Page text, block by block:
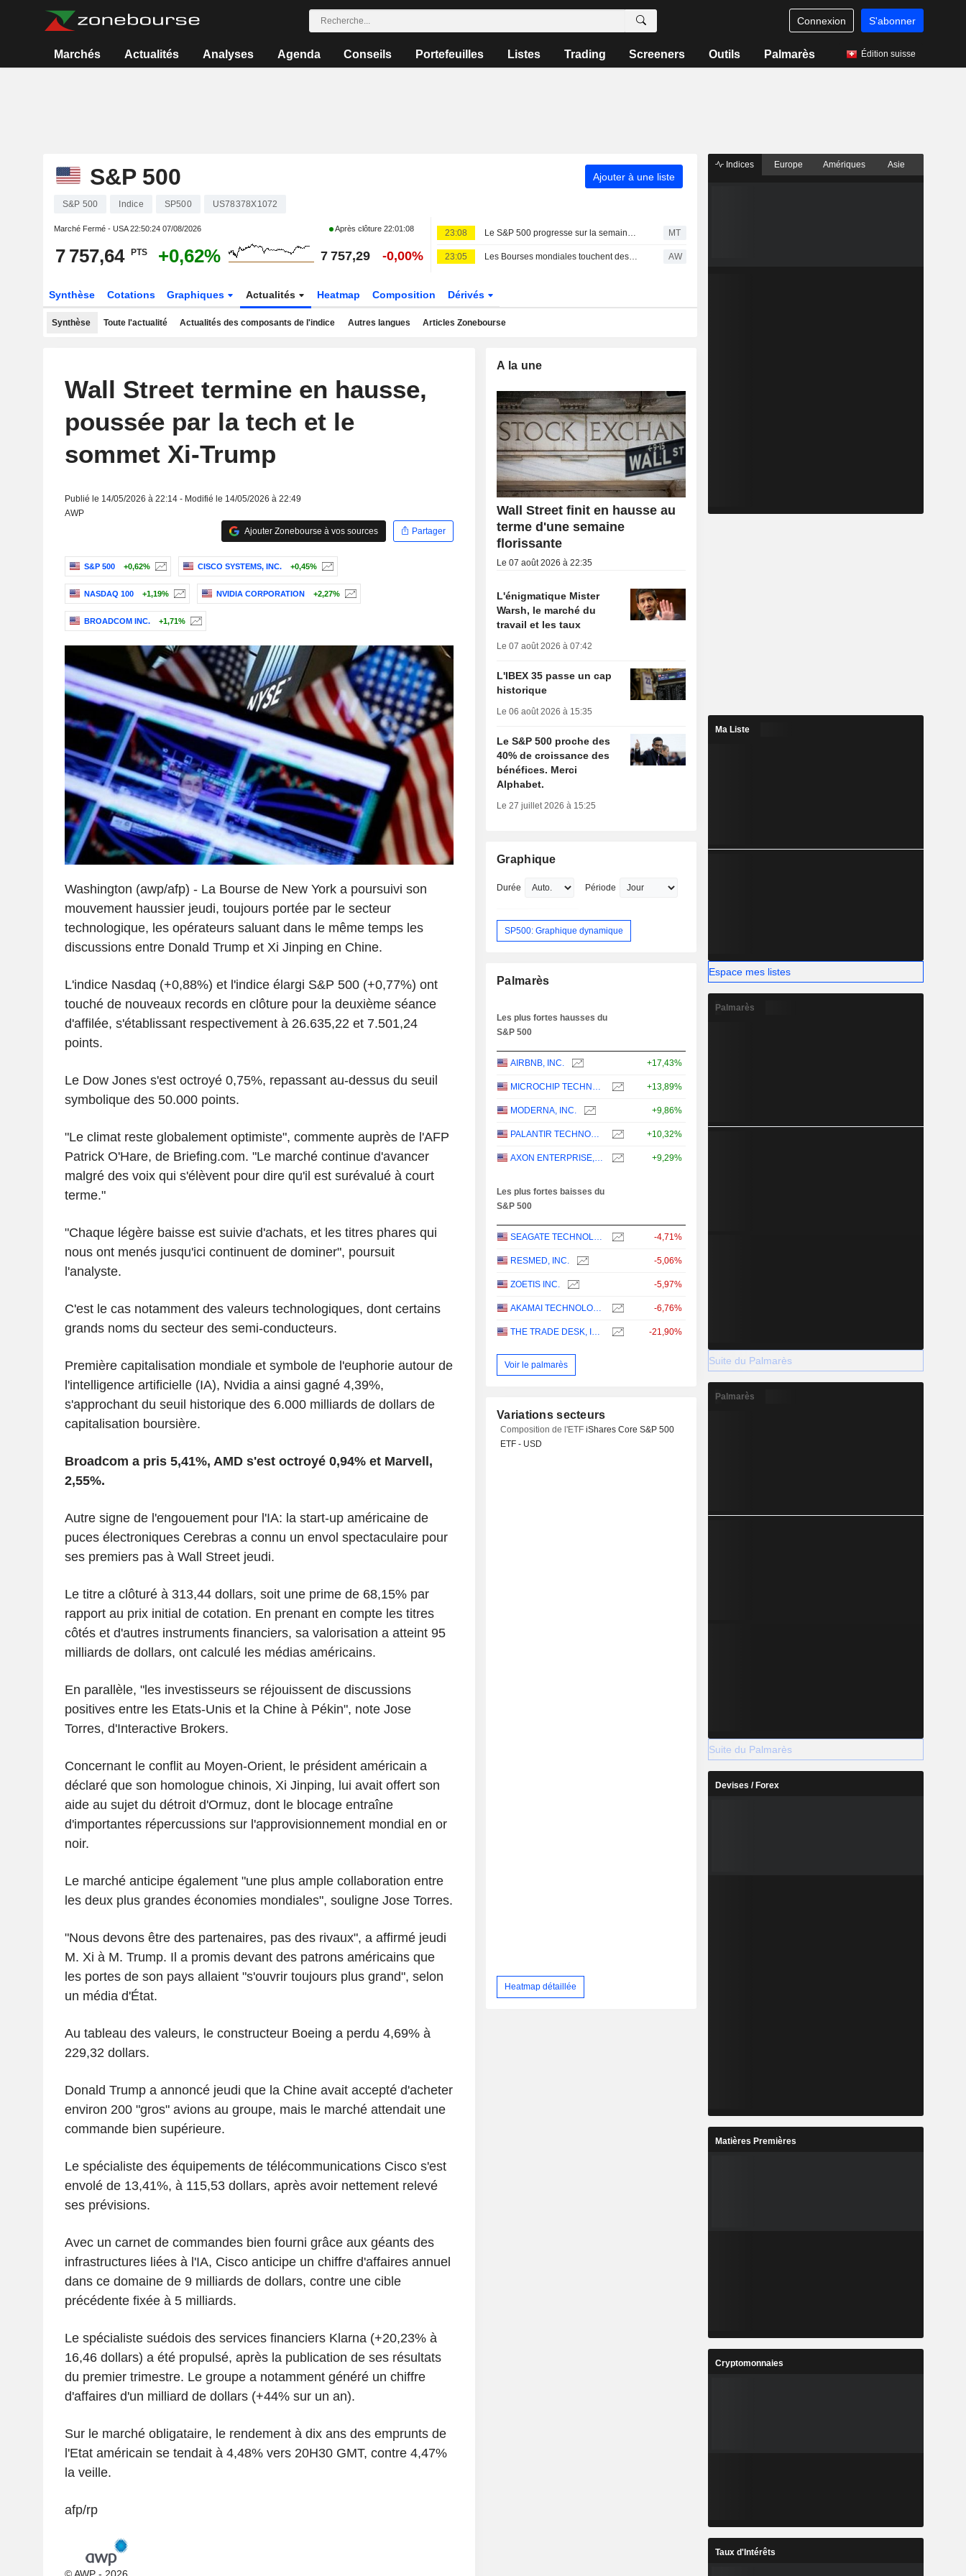
Connexion S'abonner
Marchés Actualités Analyses Agenda Conseils Portefeuilles Listes Trading Screeners Outils Palmarès Édition suisse
S&P 500 Ajouter à une liste
S&P 500 Indice SP500 US78378X1072
Marché Fermé - USA22:50:24 07/08/2026 Après clôture22:01:08
7 757,64 PTS +0,62% 7 757,29 -0,00%
23:08 Le S&P 500 progresse sur la semaine, porté par l'envolée des géants de la technologie MT
23:05 Les Bourses mondiales touchent des sommets après l'emploi américain AW
Synthèse Cotations Graphiques Actualités Heatmap Composition Dérivés
Synthèse Toute l'actualité Actualités des composants de l'indice Autres langues Articles Zonebourse
Wall Street termine en hausse,
poussée par la tech et le
sommet Xi-Trump
Publié le 14/05/2026 à 22:14 - Modifié le 14/05/2026 à 22:49
AWP
Ajouter Zonebourse à vos sources
Partager
S&P 500 +0,62% CISCO SYSTEMS, INC. +0,45%
NASDAQ 100 +1,19% NVIDIA CORPORATION +2,27%
BROADCOM INC. +1,71%
Washington (awp/afp) - La Bourse de New York a poursuivi son
mouvement haussier jeudi, toujours portée par le secteur
technologique, les opérateurs saluant dans le même temps les
discussions entre Donald Trump et Xi Jinping en Chine.
L'indice Nasdaq (+0,88%) et l'indice élargi S&P 500 (+0,77%) ont
touché de nouveaux records en clôture pour la deuxième séance
d'affilée, s'établissant respectivement à 26.635,22 et 7.501,24
points.
Le Dow Jones s'est octroyé 0,75%, repassant au-dessus du seuil
symbolique des 50.000 points.
"Le climat reste globalement optimiste", commente auprès de l'AFP
Patrick O'Hare, de Briefing.com. "Le marché continue d'avancer
malgré des voix qui s'élèvent pour dire qu'il est surévalué à court
terme."
"Chaque légère baisse est suivie d'achats, et les titres phares qui
nous ont menés jusqu'ici continuent de dominer", poursuit
l'analyste.
C'est le cas notamment des valeurs technologiques, dont certains
grands noms du secteur des semi-conducteurs.
Première capitalisation mondiale et symbole de l'euphorie autour de
l'intelligence artificielle (IA), Nvidia a ainsi gagné 4,39%,
s'approchant du seuil historique des 6.000 milliards de dollars de
capitalisation boursière.
Broadcom a pris 5,41%, AMD s'est octroyé 0,94% et Marvell,
2,55%.
Autre signe de l'engouement pour l'IA: la start-up américaine de
puces électroniques Cerebras a connu un envol spectaculaire pour
ses premiers pas à Wall Street jeudi.
Le titre a clôturé à 313,44 dollars, soit une prime de 68,15% par
rapport au prix initial de cotation. En prenant en compte les titres
côtés et d'autres instruments financiers, sa valorisation a atteint 95
milliards de dollars, ont calculé les médias américains.
En parallèle, "les investisseurs se réjouissent de discussions
positives entre les Etats-Unis et la Chine à Pékin", note Jose
Torres, d'Interactive Brokers.
Concernant le conflit au Moyen-Orient, le président américain a
déclaré que son homologue chinois, Xi Jinping, lui avait offert son
aide au sujet du détroit d'Ormuz, dont le blocage entraîne
d'importantes répercussions sur l'approvisionnement mondial en or
noir.
Le marché anticipe également "une plus ample collaboration entre
les deux plus grandes économies mondiales", souligne Jose Torres.
"Nous devons être des partenaires, pas des rivaux", a affirmé jeudi
M. Xi à M. Trump. Il a promis devant des patrons américains que
les portes de son pays allaient "s'ouvrir toujours plus grand", selon
un média d'État.
Au tableau des valeurs, le constructeur Boeing a perdu 4,69% à
229,32 dollars.
Donald Trump a annoncé jeudi que la Chine avait accepté d'acheter
environ 200 "gros" avions au groupe, mais le marché attendait une
commande bien supérieure.
Le spécialiste des équipements de télécommunications Cisco s'est
envolé de 13,41%, à 115,53 dollars, après avoir nettement relevé
ses prévisions.
Avec un carnet de commandes bien fourni grâce aux géants des
infrastructures liées à l'IA, Cisco anticipe un chiffre d'affaires annuel
dans ce domaine de 9 milliards de dollars, contre une cible
précédente fixée à 5 milliards.
Le spécialiste suédois des services financiers Klarna (+20,23% à
16,46 dollars) a été propulsé, après la publication de ses résultats
du premier trimestre. Le groupe a notamment généré un chiffre
d'affaires d'un milliard de dollars (+44% sur un an).
Sur le marché obligataire, le rendement à dix ans des emprunts de
l'Etat américain se tendait à 4,48% vers 20H30 GMT, contre 4,47%
la veille.
afp/rp
A la une
Wall Street finit en hausse au
terme d'une semaine
florissante
Le 07 août 2026 à 22:35
L'énigmatique Mister
Warsh, le marché du
travail et les taux
Le 07 août 2026 à 07:42
L'IBEX 35 passe un cap
historique
Le 06 août 2026 à 15:35
Le S&P 500 proche des
40% de croissance des
bénéfices. Merci
Alphabet.
Le 27 juillet 2026 à 15:25
Graphique
Durée Période
SP500: Graphique dynamique
Palmarès
Les plus fortes hausses du
S&P 500
AIRBNB, INC. +17,43%
MICROCHIP TECHNOLOGY INCORPORATED +13,89%
MODERNA, INC. +9,86%
PALANTIR TECHNOLOGIES INC. +10,32%
AXON ENTERPRISE, INC. +9,29%
Les plus fortes baisses du
S&P 500
SEAGATE TECHNOLOGY HOLDINGS PLC -4,71%
RESMED, INC. -5,06%
ZOETIS INC. -5,97%
AKAMAI TECHNOLOGIES, INC. -6,76%
THE TRADE DESK, INC. -21,90%
Voir le palmarès
Variations secteurs
Composition de l'ETFiShares Core S&P 500
ETF - USD
Heatmap détaillée
Indices Europe Amériques Asie
Ma Liste
Espace mes listes
Palmarès
Suite du Palmarès
Palmarès
Suite du Palmarès
Devises / Forex
Matières Premières
Cryptomonnaies
Taux d'Intérêts